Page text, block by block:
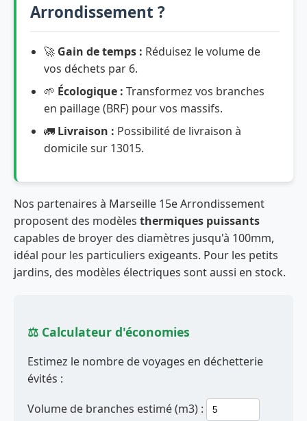
Arrondissement ?
🚀 Gain de temps : Réduisez le volume de
vos déchets par 6.
🌱 Écologique : Transformez vos branches
en paillage (BRF) pour vos massifs.
🚛 Livraison : Possibilité de livraison à
domicile sur 13015.
Nos partenaires à Marseille 15e Arrondissement
proposent des modèles thermiques puissants
capables de broyer des diamètres jusqu'à 100mm,
idéal pour les particuliers exigeants. Pour les petits
jardins, des modèles électriques sont aussi en stock.
⚖️ Calculateur d'économies
Estimez le nombre de voyages en déchetterie
évités :
Volume de branches estimé (m3) :